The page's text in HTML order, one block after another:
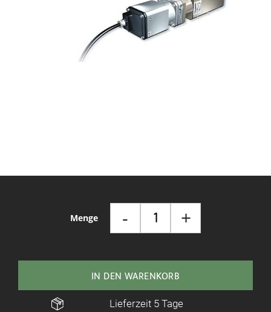
Menge - +
IN DEN WARENKORB
Lieferzeit 5 Tage